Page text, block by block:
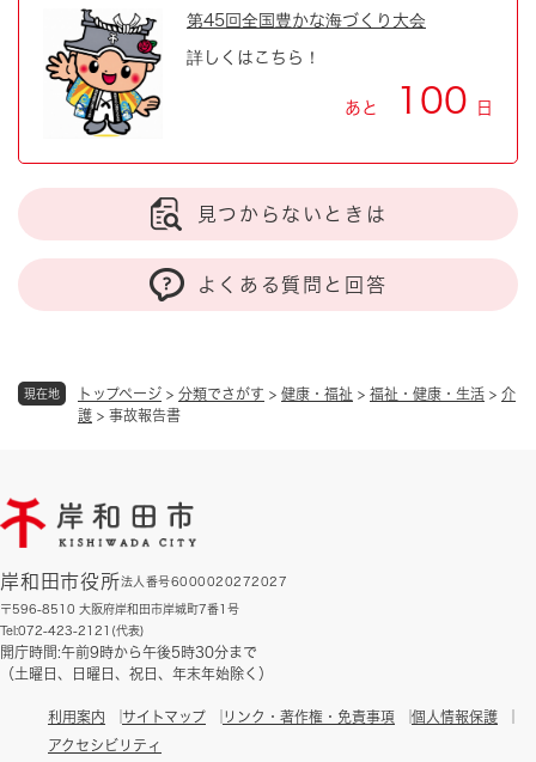
現在地 トップページ > 分類でさがす > 健康・福祉 > 福祉・健康・生活 > 介
護 > 事故報告書
第45回全国豊かな海づくり大会
詳しくはこちら！
あと 100 日
見つからないときは
よくある質問と回答
岸和田市役所法人番号6000020272027
〒596-8510 大阪府岸和田市岸城町7番1号
Tel:072-423-2121(代表)
開庁時間:午前9時から午後5時30分まで
（土曜日、日曜日、祝日、年末年始除く）
利用案内 サイトマップ リンク・著作権・免責事項
個人情報保護
アクセシビリティ